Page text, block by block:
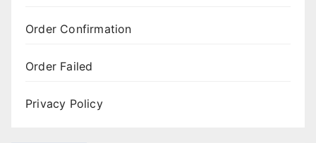
Order Confirmation
Order Failed
Privacy Policy